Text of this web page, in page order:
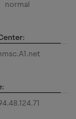
normal